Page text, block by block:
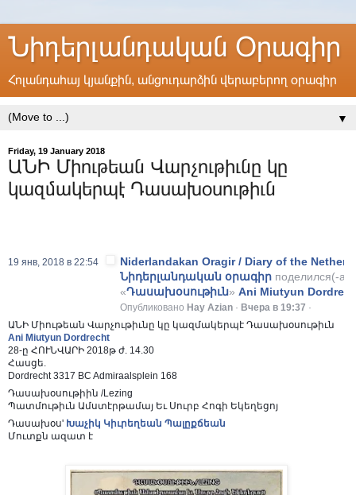
Նիդերլանդական Օրագիր
Հոլանդահայ կյանքին, անցուդարձին վերաբերող օրագիր
▼
Friday, 19 January 2018
ԱՆԻ Միութեան Վարչութիւնը կը
կազմակերպէ Դասախօսութիւն
19 янв, 2018 в 22:54
Niderlandakan Oragir / Diary of the
Նիդերլանդական օրագիր поделился(-
«Դասախօսութիւն» Ani Miutyun
Опубликовано Hay Azian · Вчера в 19:37 ·
ԱՆԻ Միութեան Վարչութիւնը կը կազմակերպէ Դասախօսութիւն
Ani Miutyun Dordrecht
28-ը ՀՈՒՆՎԱՐԻ 2018թ ժ. 14.30
Հասցե.
Dordrecht 3317 BC Admiraalsplein 168
Դասախօսութիին /Lezing
Պատմութիւն Ամստէրթամայ Եւ Սուրբ Հոգի Եկեղեցոյ
Դասախօս' Խաչիկ Կիւրեղեան Պալըքճեան
Մուտքն ազատ է